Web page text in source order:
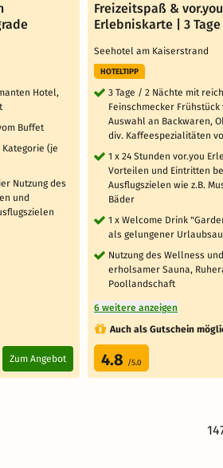
Hotel,
Buffet
(je
Nutzung des
und
Zum Angebot
Freizeitspaß & vor.you
Erlebniskarte | 3 Tage
Seehotel am Kaiserstrand
HOTELTIPP
3 Tage / 2 Nächte mit
Feinschmecker
Auswahl an Backwaren,
div. Kaffeespezialitäten
1 x 24 Stunden vor.you
Vorteilen und Eintritten
Ausflugszielen wie z.B.
Bäder
1 x Welcome Drink
als gelungener
Nutzung des Wellness
erholsamer Sauna,
Poollandschaft
6 weitere anzeigen
Auch als Gutschein
4.8 /5.0